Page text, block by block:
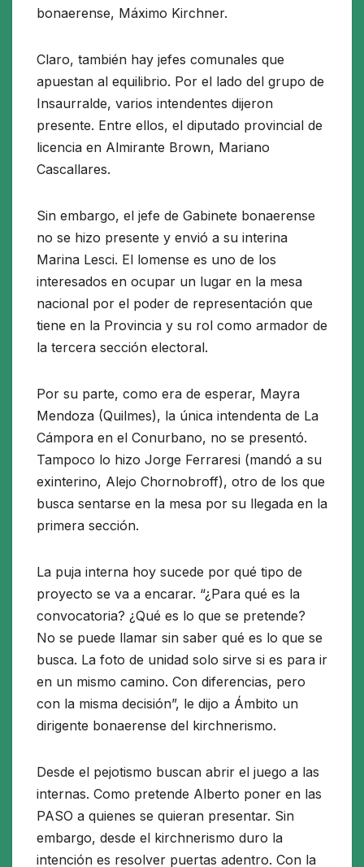
bonaerense, Máximo Kirchner.
Claro, también hay jefes comunales que
apuestan al equilibrio. Por el lado del grupo de
Insaurralde, varios intendentes dijeron
presente. Entre ellos, el diputado provincial de
licencia en Almirante Brown, Mariano
Cascallares.
Sin embargo, el jefe de Gabinete bonaerense
no se hizo presente y envió a su interina
Marina Lesci. El lomense es uno de los
interesados en ocupar un lugar en la mesa
nacional por el poder de representación que
tiene en la Provincia y su rol como armador de
la tercera sección electoral.
Por su parte, como era de esperar, Mayra
Mendoza (Quilmes), la única intendenta de La
Cámpora en el Conurbano, no se presentó.
Tampoco lo hizo Jorge Ferraresi (mandó a su
exinterino, Alejo Chornobroff), otro de los que
busca sentarse en la mesa por su llegada en la
primera sección.
La puja interna hoy sucede por qué tipo de
proyecto se va a encarar. “¿Para qué es la
convocatoria? ¿Qué es lo que se pretende?
No se puede llamar sin saber qué es lo que se
busca. La foto de unidad solo sirve si es para ir
en un mismo camino. Con diferencias, pero
con la misma decisión”, le dijo a Ámbito un
dirigente bonaerense del kirchnerismo.
Desde el pejotismo buscan abrir el juego a las
internas. Como pretende Alberto poner en las
PASO a quienes se quieran presentar. Sin
embargo, desde el kirchnerismo duro la
intención es resolver puertas adentro. Con la